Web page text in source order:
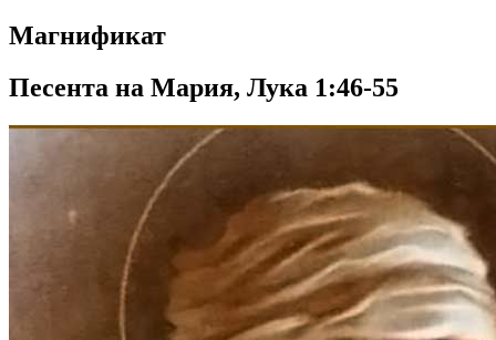
Магнификат
Песента на Мария, Лука 1:46-55